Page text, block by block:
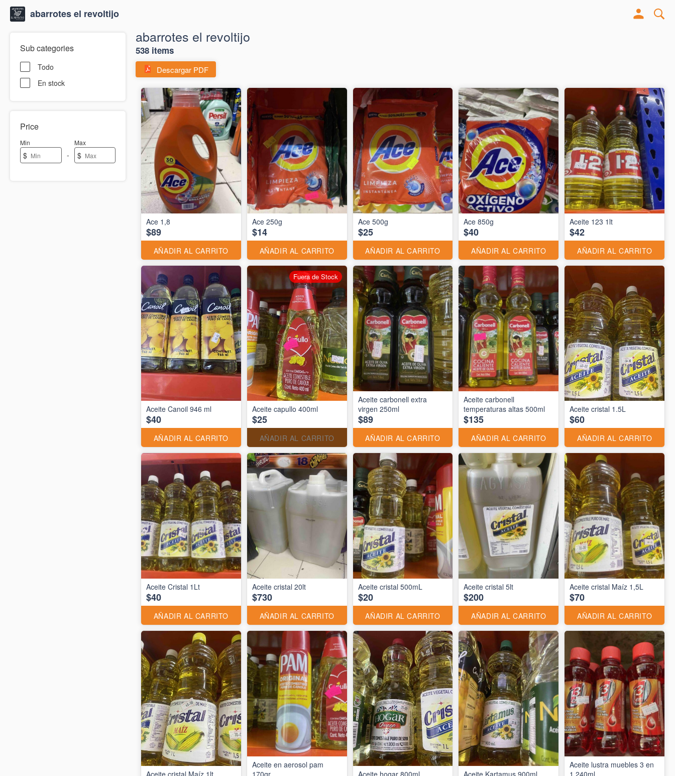
abarrotes el revoltijo
Sub categories
Todo
En stock
Price
Min
$ -
Max
$
abarrotes el revoltijo
538 items
Descargar PDF
Ace 1,8
$89
AÑADIR AL CARRITO
Ace 250g
$14
AÑADIR AL CARRITO
Ace 500g
$25
AÑADIR AL CARRITO
Ace 850g
$40
AÑADIR AL CARRITO
Aceite 123 1lt
$42
AÑADIR AL CARRITO
Aceite Canoil 946 ml
$40
AÑADIR AL CARRITO
Aceite capullo 400ml
$25
AÑADIR AL CARRITO
Fuera de Stock
Aceite carbonell extra
virgen 250ml
$89
AÑADIR AL CARRITO
Aceite carbonell
temperaturas altas 500ml
$135
AÑADIR AL CARRITO
Aceite cristal 1.5L
$60
AÑADIR AL CARRITO
Aceite Cristal 1Lt
$40
AÑADIR AL CARRITO
Aceite cristal 20lt
$730
AÑADIR AL CARRITO
Aceite cristal 500mL
$20
AÑADIR AL CARRITO
Aceite cristal 5lt
$200
AÑADIR AL CARRITO
Aceite cristal Maíz 1,5L
$70
AÑADIR AL CARRITO
Aceite cristal Maíz 1lt
Aceite en aerosol pam
170gr
Aceite hogar 800ml Aceite Kartamus 900ml
Aceite lustra muebles 3 en
1 240ml